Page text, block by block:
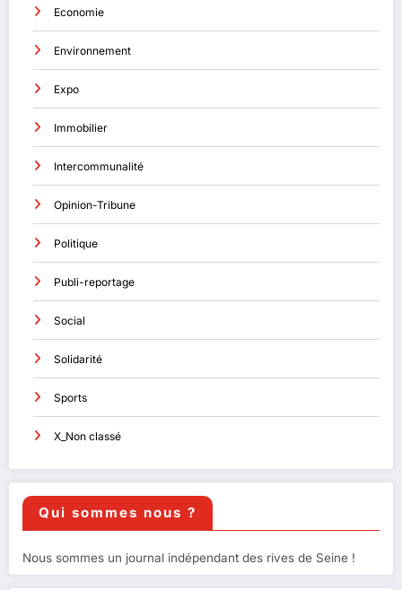
Economie
Environnement
Expo
Immobilier
Intercommunalité
Opinion-Tribune
Politique
Publi-reportage
Social
Solidarité
Sports
X_Non classé
Qui sommes nous ?
Nous sommes un journal indépendant des rives de Seine !